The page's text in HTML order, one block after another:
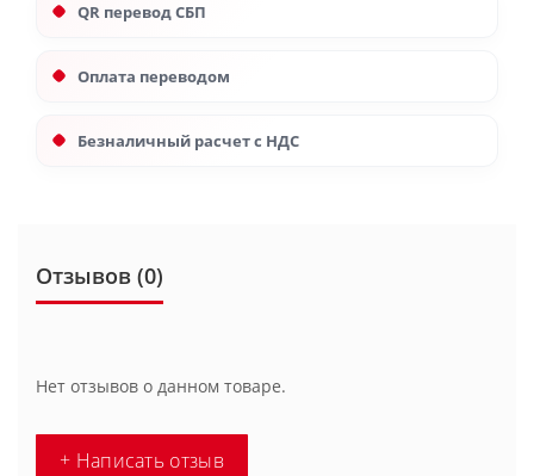
QR перевод СБП
Оплата переводом
Безналичный расчет с НДС
Отзывов (0)
Нет отзывов о данном товаре.
+ Написать отзыв